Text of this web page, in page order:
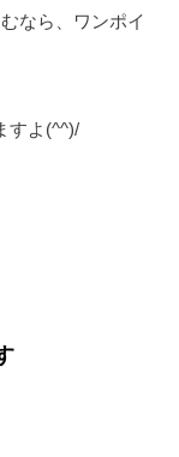
なら、ワンポイ
すよ(^^)/